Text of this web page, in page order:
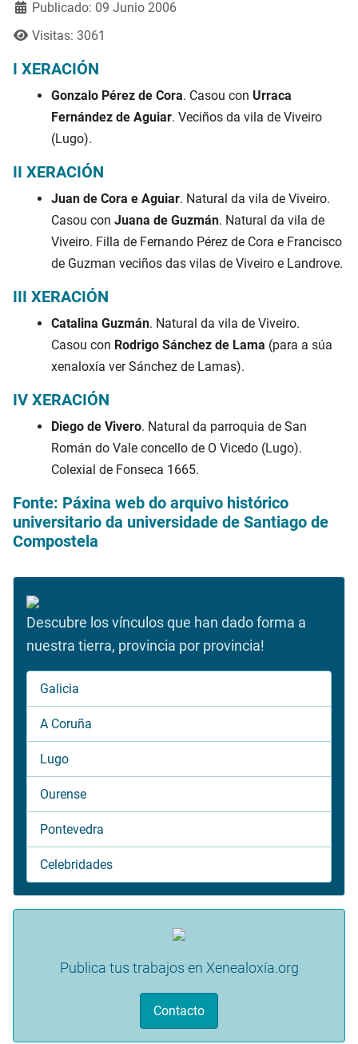
Publicado: 09 Junio 2006
Visitas: 3061
I XERACIÓN
Gonzalo Pérez de Cora. Casou con Urraca
Fernández de Aguiar. Veciños da vila de Viveiro
(Lugo).
II XERACIÓN
Juan de Cora e Aguiar. Natural da vila de Viveiro.
Casou con Juana de Guzmán. Natural da vila de
Viveiro. Filla de Fernando Pérez de Cora e Francisco
de Guzman veciños das vilas de Viveiro e Landrove.
III XERACIÓN
Catalina Guzmán. Natural da vila de Viveiro.
Casou con Rodrigo Sánchez de Lama (para a súa
xenaloxía ver Sánchez de Lamas).
IV XERACIÓN
Diego de Vivero. Natural da parroquia de San
Román do Vale concello de O Vicedo (Lugo).
Colexial de Fonseca 1665.
Fonte: Páxina web do arquivo histórico
universitario da universidade de Santiago de
Compostela
Descubre los vínculos que han dado forma a
nuestra tierra, provincia por provincia!
Galicia
A Coruña
Lugo
Ourense
Pontevedra
Celebridades
Publica tus trabajos en Xenealoxía.org
Contacto